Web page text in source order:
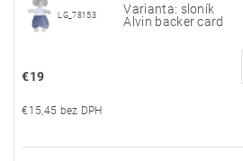
LG_78153
Varianta: sloník
Alvin backer card
€19
€15,45 bez DPH